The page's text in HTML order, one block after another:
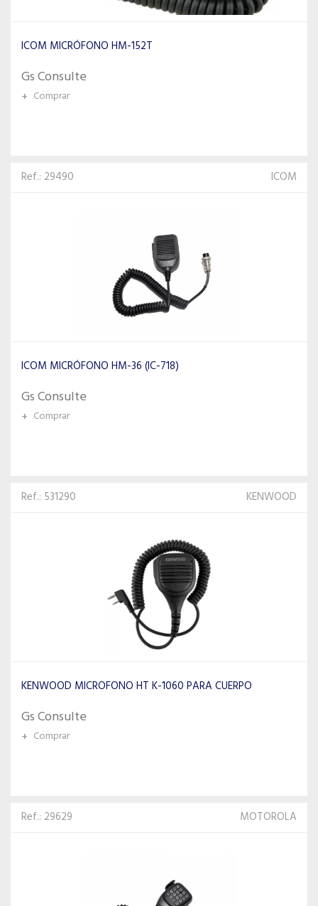
ICOM MICRÓFONO HM-152T
Gs Consulte
+ Comprar
Ref.: 29490 ICOM
ICOM MICRÓFONO HM-36 (IC-718)
Gs Consulte
+ Comprar
Ref.: 531290 KENWOOD
KENWOOD MICROFONO HT K-1060 PARA CUERPO
Gs Consulte
+ Comprar
Ref.: 29629 MOTOROLA